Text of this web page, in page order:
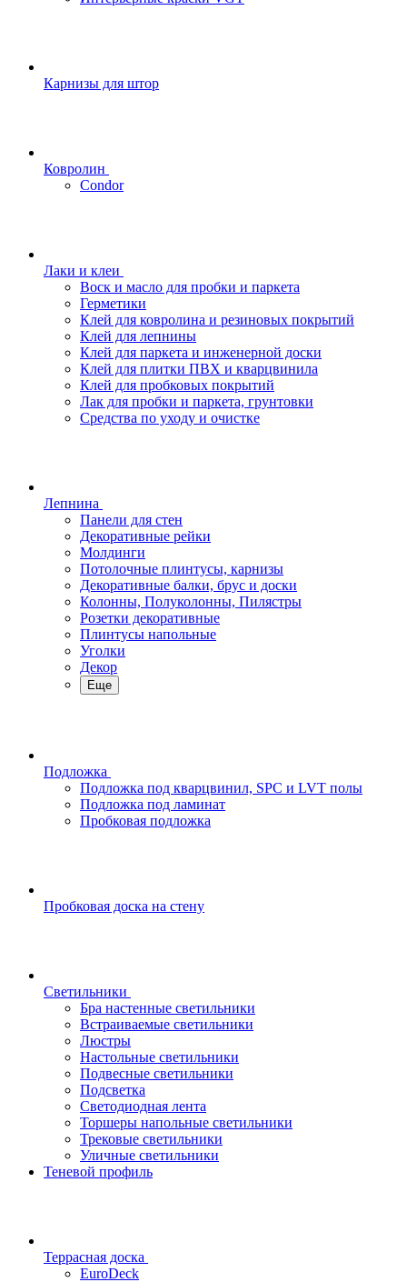
Карнизы для штор
Ковролин
Condor
Лаки и клеи
Воск и масло для пробки и паркета
Герметики
Клей для ковролина и резиновых покрытий
Клей для лепнины
Клей для паркета и инженерной доски
Клей для плитки ПВХ и кварцвинила
Клей для пробковых покрытий
Лак для пробки и паркета, грунтовки
Средства по уходу и очистке
Лепнина
Панели для стен
Декоративные рейки
Молдинги
Потолочные плинтусы, карнизы
Декоративные балки, брус и доски
Колонны, Полуколонны, Пилястры
Розетки декоративные
Плинтусы напольные
Уголки
Декор
Еще
Подложка
Подложка под кварцвинил, SPC и LVT полы
Подложка под ламинат
Пробковая подложка
Пробковая доска на стену
Светильники
Бра настенные светильники
Встраиваемые светильники
Люстры
Настольные светильники
Подвесные светильники
Подсветка
Светодиодная лента
Торшеры напольные светильники
Трековые светильники
Уличные светильники
Теневой профиль
Террасная доска
EuroDeck